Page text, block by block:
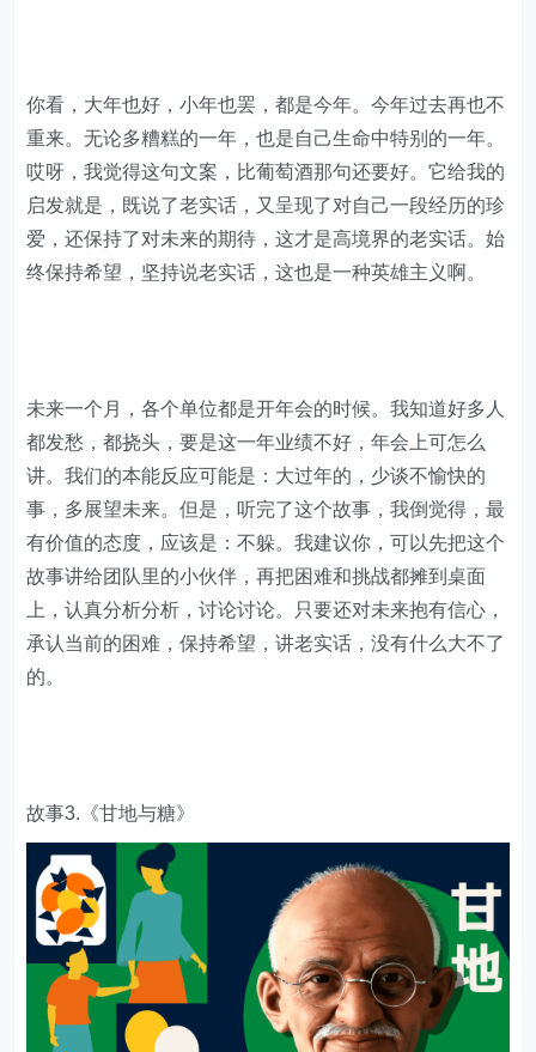
你看，大年也好，小年也罢，都是今年。今年过去再也不
重来。无论多糟糕的一年，也是自己生命中特别的一年。
哎呀，我觉得这句文案，比葡萄酒那句还要好。它给我的
启发就是，既说了老实话，又呈现了对自己一段经历的珍
爱，还保持了对未来的期待，这才是高境界的老实话。始
终保持希望，坚持说老实话，这也是一种英雄主义啊。
未来一个月，各个单位都是开年会的时候。我知道好多人
都发愁，都挠头，要是这一年业绩不好，年会上可怎么
讲。我们的本能反应可能是：大过年的，少谈不愉快的
事，多展望未来。但是，听完了这个故事，我倒觉得，最
有价值的态度，应该是：不躲。我建议你，可以先把这个
故事讲给团队里的小伙伴，再把困难和挑战都摊到桌面
上，认真分析分析，讨论讨论。只要还对未来抱有信心，
承认当前的困难，保持希望，讲老实话，没有什么大不了
的。
故事3.《甘地与糖》